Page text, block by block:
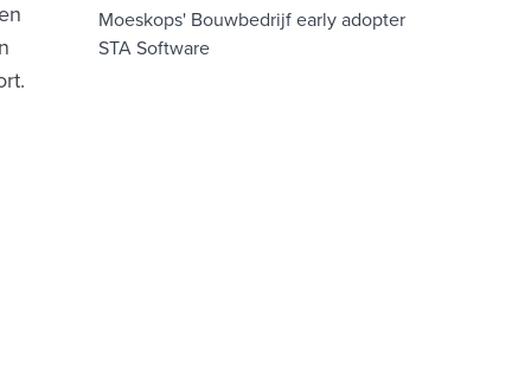
Moeskops' Bouwbedrijf early adopter
STA Software